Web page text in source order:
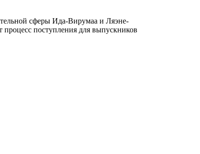
сферы Ида-Вирумаа и Ляэне-
поступления для выпускников